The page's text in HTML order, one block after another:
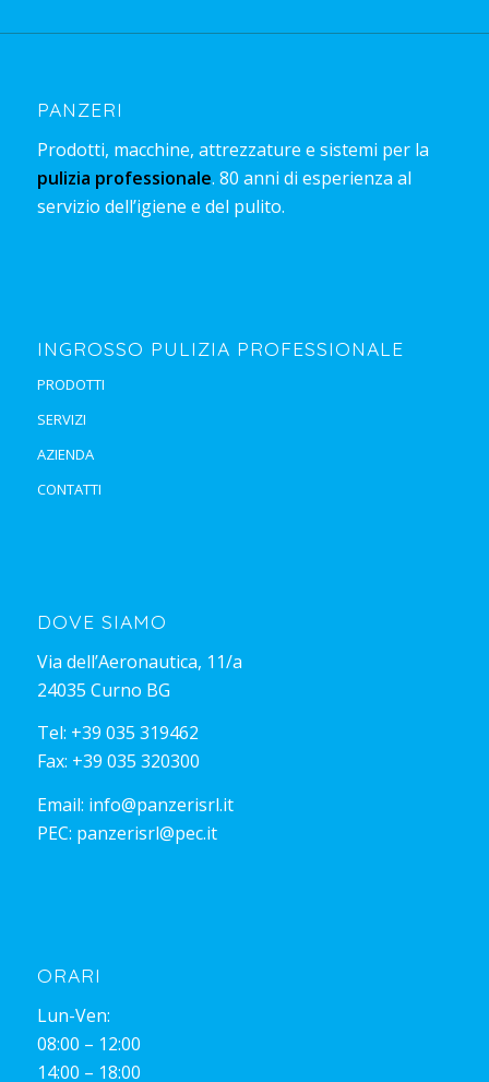
PANZERI
Prodotti, macchine, attrezzature e sistemi per la
pulizia professionale. 80 anni di esperienza al
servizio dell’igiene e del pulito.
INGROSSO PULIZIA PROFESSIONALE
PRODOTTI
SERVIZI
AZIENDA
CONTATTI
DOVE SIAMO
Via dell’Aeronautica, 11/a
24035 Curno BG
Tel: +39 035 319462
Fax: +39 035 320300
Email: info@panzerisrl.it
PEC: panzerisrl@pec.it
ORARI
Lun-Ven:
08:00 – 12:00
14:00 – 18:00